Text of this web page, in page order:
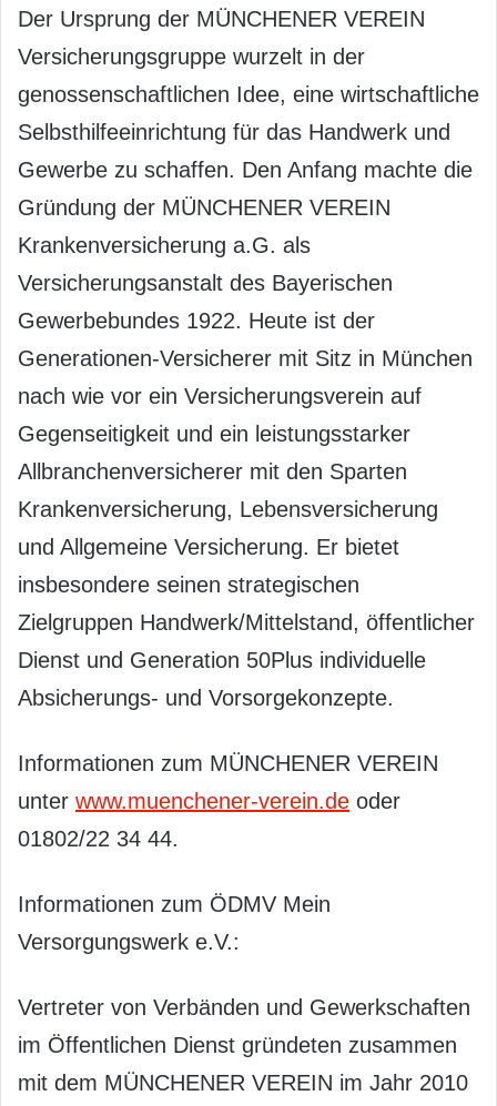
Der Ursprung der MÜNCHENER VEREIN
Versicherungsgruppe wurzelt in der
genossenschaftlichen Idee, eine wirtschaftliche
Selbsthilfeeinrichtung für das Handwerk und
Gewerbe zu schaffen. Den Anfang machte die
Gründung der MÜNCHENER VEREIN
Krankenversicherung a.G. als
Versicherungsanstalt des Bayerischen
Gewerbebundes 1922. Heute ist der
Generationen-Versicherer mit Sitz in München
nach wie vor ein Versicherungsverein auf
Gegenseitigkeit und ein leistungsstarker
Allbranchenversicherer mit den Sparten
Krankenversicherung, Lebensversicherung
und Allgemeine Versicherung. Er bietet
insbesondere seinen strategischen
Zielgruppen Handwerk/Mittelstand, öffentlicher
Dienst und Generation 50Plus individuelle
Absicherungs- und Vorsorgekonzepte.
Informationen zum MÜNCHENER VEREIN
unter www.muenchener-verein.de oder
01802/22 34 44.
Informationen zum ÖDMV Mein
Versorgungswerk e.V.:
Vertreter von Verbänden und Gewerkschaften
im Öffentlichen Dienst gründeten zusammen
mit dem MÜNCHENER VEREIN im Jahr 2010